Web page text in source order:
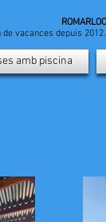
vacances depuis
amb piscina